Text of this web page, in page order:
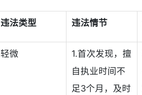
违法类型 违法情节
轻微
1.首次发现，擅
自执业时间不
足3个月，及时